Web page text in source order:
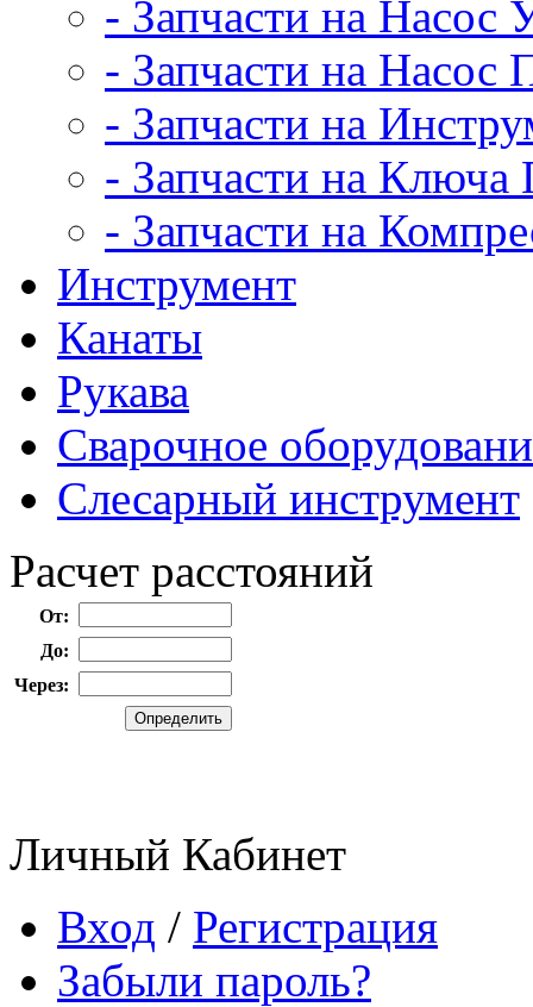
- Запчасти на Насос
- Запчасти на
- Запчасти на
- Запчасти на
- Запчасти на
Инструмент
Канаты
Рукава
Сварочное
Слесарный инструмент
Расчет расстояний
От:
До:
Через:
Личный Кабинет
Вход / Регистрация
Забыли пароль?